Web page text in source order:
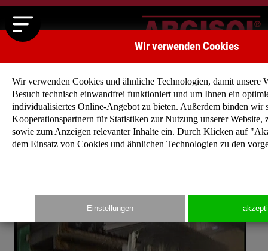
Argisol Film
Wir verwenden Cookies
Wir verwenden Cookies und ähnliche Technologien, damit unsere
Besuch technisch einwandfrei funktioniert und um Ihnen ein
individualisiertes Online-Angebot zu bieten. Außerdem binden wir
Kooperationspartnern für Statistiken zur Nutzung unserer Website,
sowie zum Anzeigen relevanter Inhalte ein. Durch Klicken auf
dem Einsatz von Cookies und ähnlichen Technologien zu den
Einstellungen